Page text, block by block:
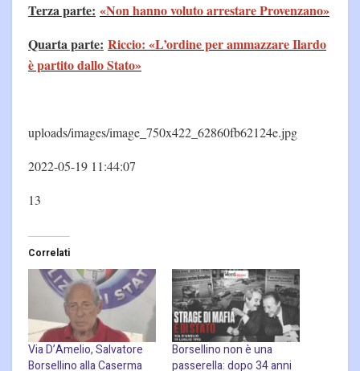
Terza parte: «Non hanno voluto arrestare Provenzano»
Quarta parte: Riccio: «L’ordine per ammazzare Ilardo
è partito dallo Stato»
uploads/images/image_750x422_62860fb62124e.jpg
2022-05-19 11:44:07
13
Correlati
Via D’Amelio, Salvatore
Borsellino alla Caserma
Borsellino non è una
passerella: dopo 34 anni